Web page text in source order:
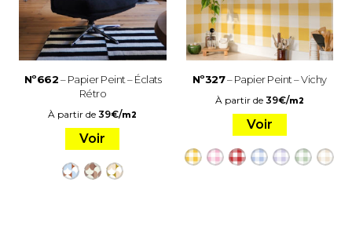
Nº662– Papier Peint – Éclats
Rétro
À partir de39€/m2
Voir
Nº327– Papier Peint – Vichy
À partir de 39€/m2
Voir